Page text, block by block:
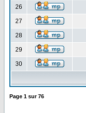
26
27
28
29
30
Page 1 sur76